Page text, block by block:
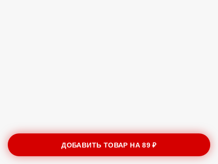
ДОБАВИТЬ ТОВАР НА89 ₽